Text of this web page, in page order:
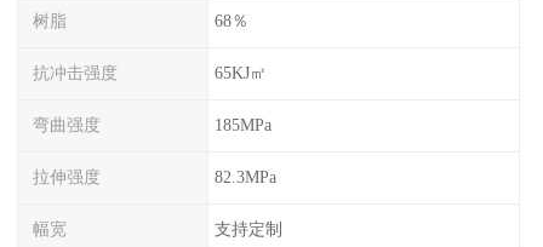
树脂 68％
抗冲击强度 65KJ㎡
弯曲强度 185MPa
拉伸强度 82.3MPa
幅宽 支持定制